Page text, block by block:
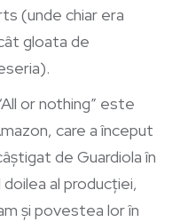
(unde chiar era
gloata de
or nothing” este
care a început
de Guardiola în
al producției,
și povestea lor în